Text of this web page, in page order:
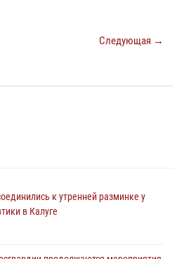
Следующая →
к утренней разминке у
в Калуге